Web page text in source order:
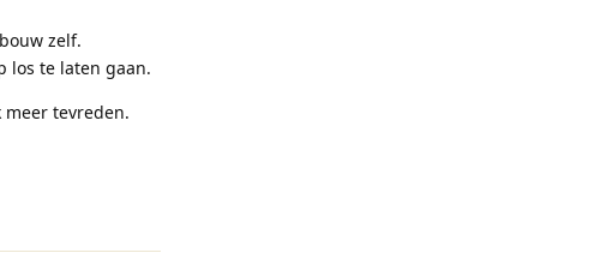
zelf.
los te laten gaan.
tevreden.